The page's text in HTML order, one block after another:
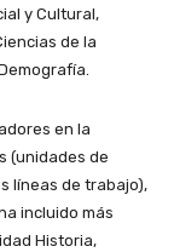
y Cultural,
de la
en la
(unidades de
líneas de trabajo),
incluido más
Historia,